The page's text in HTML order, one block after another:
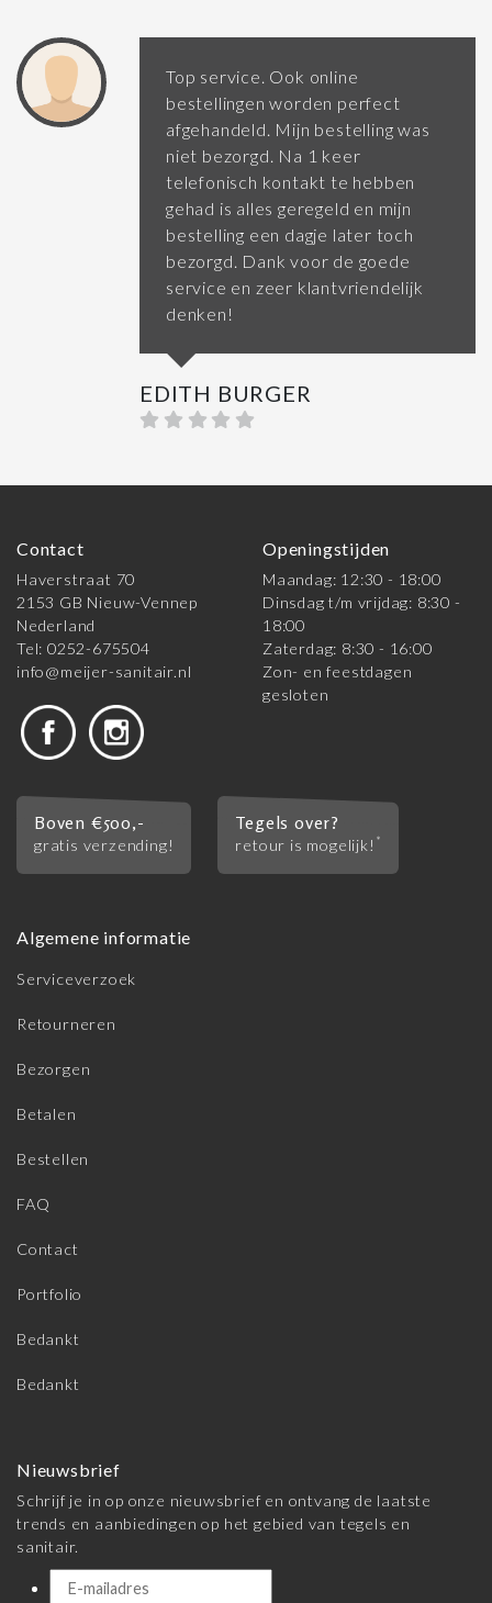
Top service. Ook online
bestellingen worden perfect
afgehandeld. Mijn bestelling was
niet bezorgd. Na 1 keer
telefonisch kontakt te hebben
gehad is alles geregeld en mijn
bestelling een dagje later toch
bezorgd. Dank voor de goede
service en zeer klantvriendelijk
denken!
EDITH BURGER
Contact
Haverstraat 70
2153 GB Nieuw-Vennep
Nederland
Tel: 0252-675504
info@meijer-sanitair.nl
Openingstijden
Maandag: 12:30 - 18:00
Dinsdag t/m vrijdag: 8:30 -
18:00
Zaterdag: 8:30 - 16:00
Zon- en feestdagen
gesloten
Boven €500,-
gratis verzending!
Tegels over?
retour is mogelijk! *
Algemene informatie
Serviceverzoek
Retourneren
Bezorgen
Betalen
Bestellen
FAQ
Contact
Portfolio
Bedankt
Bedankt
Nieuwsbrief
Schrijf je in op onze nieuwsbrief en ontvang de laatste
trends en aanbiedingen op het gebied van tegels en
sanitair.